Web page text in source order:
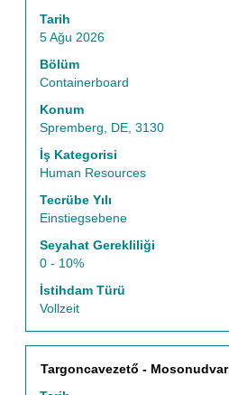
Tarih
5 Ağu 2026
Bölüm
Containerboard
Konum
Spremberg, DE, 3130
İş Kategorisi
Human Resources
Tecrübe Yılı
Einstiegsebene
Seyahat Gerekliliği
0 - 10%
İstihdam Türü
Vollzeit
tam
içeriğini
görüntülemek
için
tuşu
ile
seçin.
Başlık
Targoncavezető - Mosonudvar
İş